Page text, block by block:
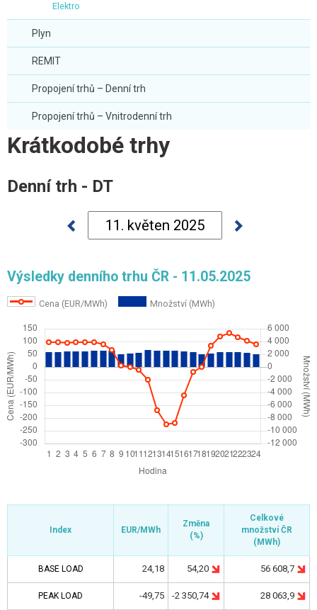
Elektro
Plyn
REMIT
Propojení trhů – Denní trh
Propojení trhů – Vnitrodenní trh
Krátkodobé trhy
Denní trh - DT
Výsledky denního trhu ČR - 11.05.2025
Cena (EUR/MWh) Množství (MWh)
Index EUR/MWh
Změna
(%)
Celkové
množství ČR
( MWh)
BASE LOAD 24,18 54,20 56 608,7
PEAK LOAD -49,75 -2 350,74 28 063,9
Index
BASE LOAD
PEAK LOAD
Index
Index EUR/MWh
Změna
(%)
Celkové
množství ČR
( MWh)